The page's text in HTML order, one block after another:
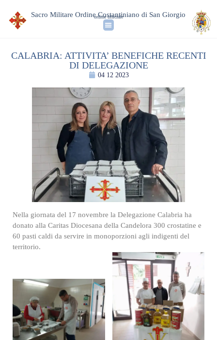
Sacro Militare Ordine Costantiniano di San Giorgio
ordine ufficiale
CALABRIA: ATTIVITA’ BENEFICHE RECENTI
DI DELEGAZIONE
04 12 2023
Nella giornata del 17 novembre la Delegazione Calabria ha
donato alla Caritas Diocesana della Candelora 300 crostatine e
60 pasti caldi da servire in monoporzioni agli indigenti del
territorio.